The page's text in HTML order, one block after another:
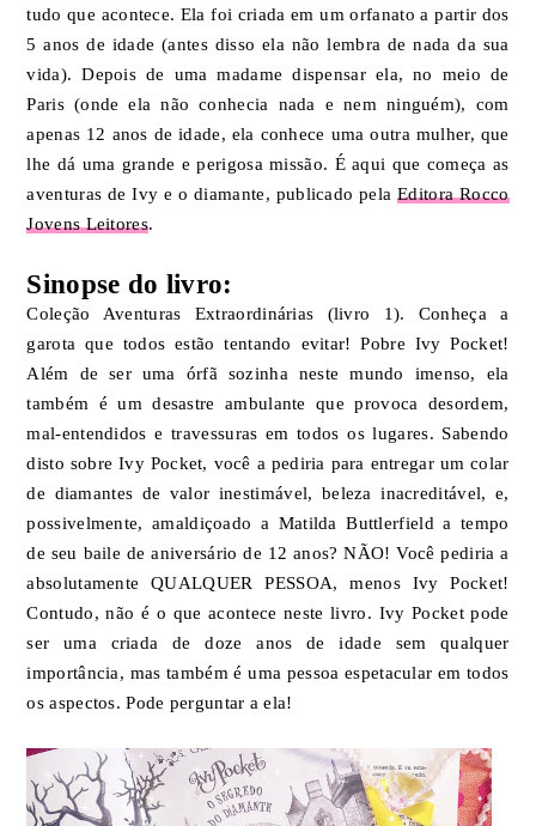
tudo que acontece. Ela foi criada em um orfanato a partir dos
5 anos de idade (antes disso ela não lembra de nada da sua
vida). Depois de uma madame dispensar ela, no meio de
Paris (onde ela não conhecia nada e nem ninguém), com
apenas 12 anos de idade, ela conhece uma outra mulher, que
lhe dá uma grande e perigosa missão. É aqui que começa as
aventuras de Ivy e o diamante, publicado pelaEditora Rocco
Jovens Leitores.
Sinopse do livro:
Coleção Aventuras Extraordinárias (livro 1). Conheça a
garota que todos estão tentando evitar! Pobre Ivy Pocket!
Além de ser uma órfã sozinha neste mundo imenso, ela
também é um desastre ambulante que provoca desordem,
mal-entendidos e travessuras em todos os lugares. Sabendo
disto sobre Ivy Pocket, você a pediria para entregar um colar
de diamantes de valor inestimável, beleza inacreditável, e,
possivelmente, amaldiçoado a Matilda Buttlerfield a tempo
de seu baile de aniversário de 12 anos? NÃO! Você pediria a
absolutamente QUALQUER PESSOA, menos Ivy Pocket!
Contudo, não é o que acontece neste livro. Ivy Pocket pode
ser uma criada de doze anos de idade sem qualquer
importância, mas também é uma pessoa espetacular em todos
os aspectos. Pode perguntar a ela!